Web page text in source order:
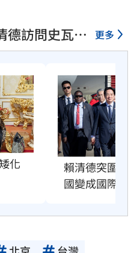
德訪問史瓦帝
更多
化
賴清德突圍出
國變成國際笑